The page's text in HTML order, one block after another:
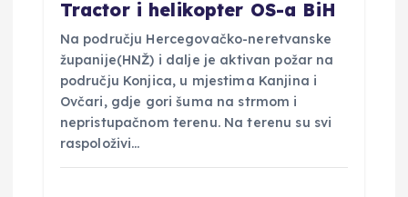
Tractor i helikopter OS-a BiH
Na području Hercegovačko-neretvanske
županije(HNŽ) i dalje je aktivan požar na
području Konjica, u mjestima Kanjina i
Ovčari, gdje gori šuma na strmom i
nepristupačnom terenu. Na terenu su svi
raspoloživi…